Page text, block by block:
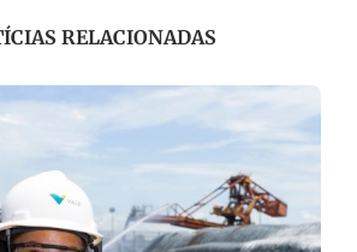
RELACIONADAS